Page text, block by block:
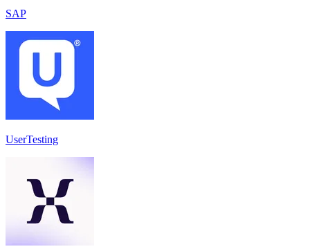
SAP
UserTesting